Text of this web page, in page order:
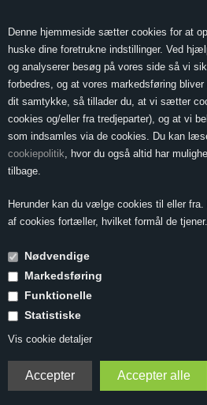
Denne hjemmeside sætter cookies for at
huske dine foretrukne indstillinger. Ved
og analyserer besøg på vores side så vi
forbedres, og at vores markedsføring
dit samtykke, så tillader du, at vi sætter
cookies og/eller fra tredjeparter), og at vi
som indsamles via de cookies. Du kan
cookiepolitik, hvor du også altid har
tilbage.
Herunder kan du vælge cookies til eller
af cookies fortæller, hvilket formål de tjener.
Nødvendige
Markedsføring
Funktionelle
Statistiske
Vis cookie detaljer
Vagtler med
abrikoser og
rosmarin
Tilberedning 35 minutter
2 vagtler uden hoveder og indmad